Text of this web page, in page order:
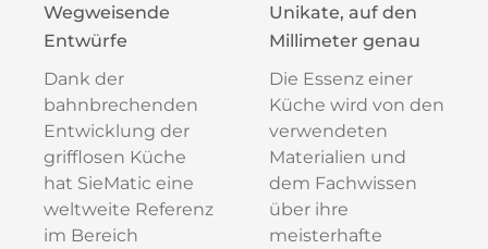
Wegweisende
Entwürfe
Dank der
bahnbrechenden
Entwicklung der
grifflosen Küche
hat SieMatic eine
weltweite Referenz
im Bereich
Unikate, auf den
Millimeter genau
Die Essenz einer
Küche wird von den
verwendeten
Materialien und
dem Fachwissen
über ihre
meisterhafte